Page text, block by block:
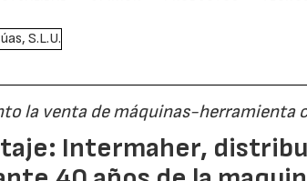
la venta de máquinas-
Intermaher,